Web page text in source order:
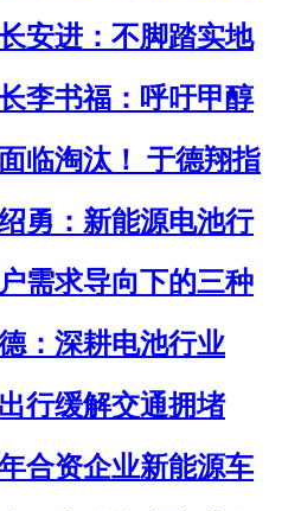
安进：不脚踏实地
李书福：呼吁甲醇
临淘汰！ 于德翔指
勇：新能源电池行
需求导向下的三种
：深耕电池行业
行缓解交通拥堵
合资企业新能源车